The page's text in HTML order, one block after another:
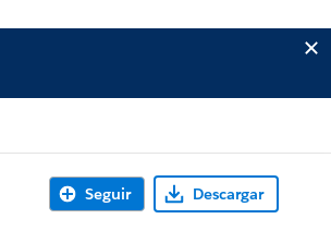
Seguir Descargar